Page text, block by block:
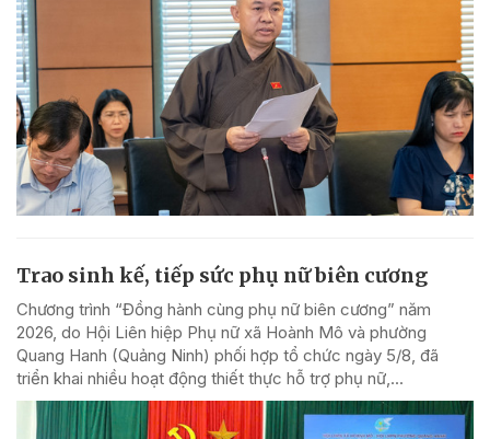
Trao sinh kế, tiếp sức phụ nữ biên cương
Chương trình “Đồng hành cùng phụ nữ biên cương” năm
2026, do Hội Liên hiệp Phụ nữ xã Hoành Mô và phường
Quang Hanh (Quảng Ninh) phối hợp tổ chức ngày 5/8, đã
triển khai nhiều hoạt động thiết thực hỗ trợ phụ nữ,...